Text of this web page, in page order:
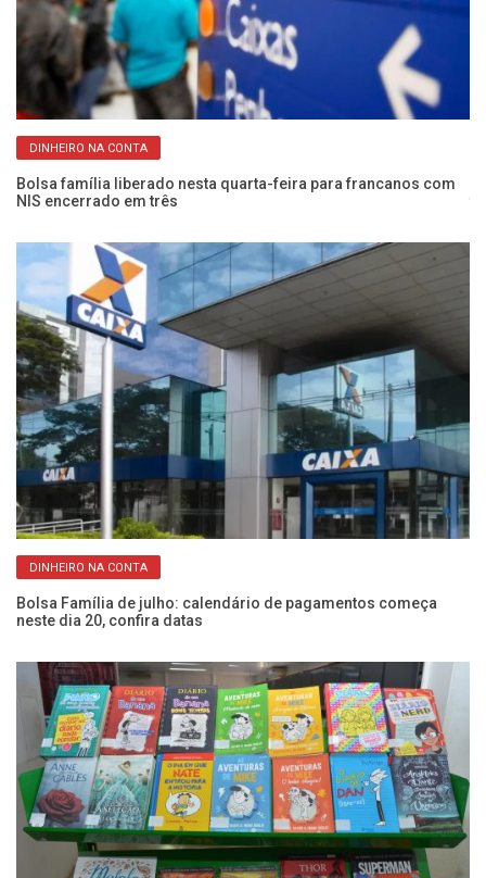
DINHEIRO NA CONTA
Bolsa família liberado nesta quarta-feira para francanos com
NIS encerrado em três
DINHEIRO NA CONTA
Bolsa Família de julho: calendário de pagamentos começa
neste dia 20, confira datas